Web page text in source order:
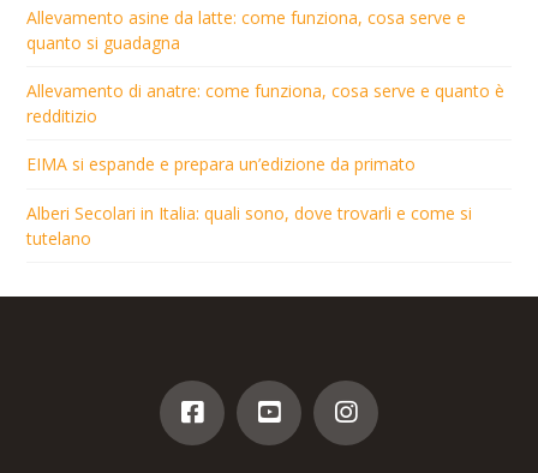
Allevamento asine da latte: come funziona, cosa serve e
quanto si guadagna
Allevamento di anatre: come funziona, cosa serve e quanto è
redditizio
EIMA si espande e prepara un’edizione da primato
Alberi Secolari in Italia: quali sono, dove trovarli e come si
tutelano